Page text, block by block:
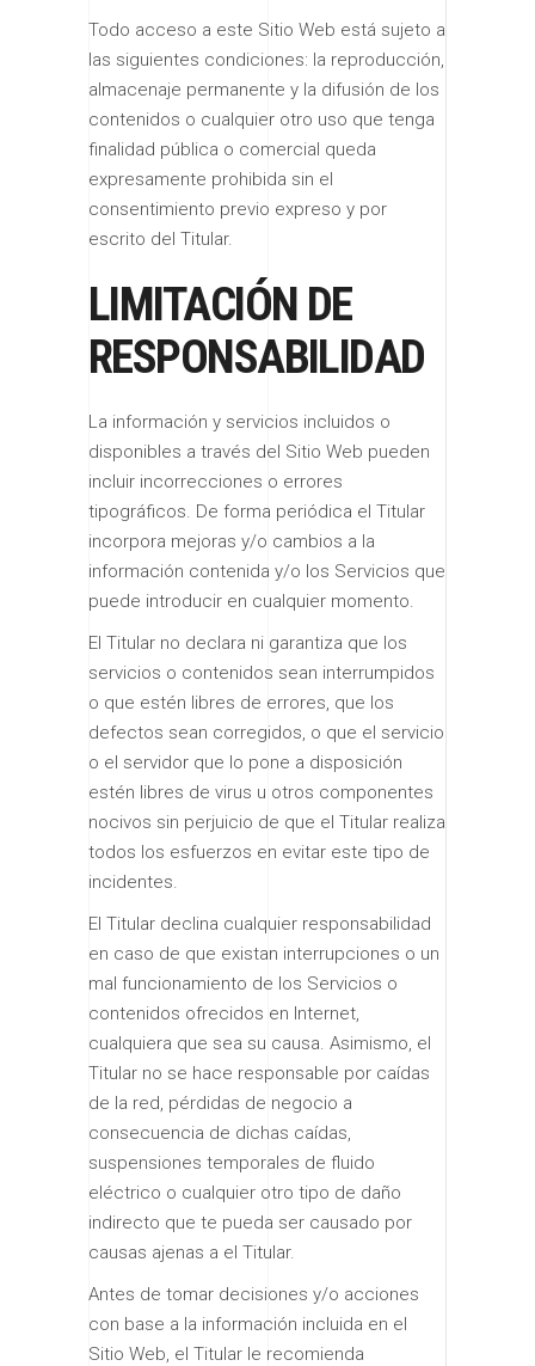
Todo acceso a este Sitio Web está sujeto a
las siguientes condiciones: la reproducción,
almacenaje permanente y la difusión de los
contenidos o cualquier otro uso que tenga
finalidad pública o comercial queda
expresamente prohibida sin el
consentimiento previo expreso y por
escrito del Titular.
LIMITACIÓN DE
RESPONSABILIDAD
La información y servicios incluidos o
disponibles a través del Sitio Web pueden
incluir incorrecciones o errores
tipográficos. De forma periódica el Titular
incorpora mejoras y/o cambios a la
información contenida y/o los Servicios que
puede introducir en cualquier momento.
El Titular no declara ni garantiza que los
servicios o contenidos sean interrumpidos
o que estén libres de errores, que los
defectos sean corregidos, o que el servicio
o el servidor que lo pone a disposición
estén libres de virus u otros componentes
nocivos sin perjuicio de que el Titular realiza
todos los esfuerzos en evitar este tipo de
incidentes.
El Titular declina cualquier responsabilidad
en caso de que existan interrupciones o un
mal funcionamiento de los Servicios o
contenidos ofrecidos en Internet,
cualquiera que sea su causa. Asimismo, el
Titular no se hace responsable por caídas
de la red, pérdidas de negocio a
consecuencia de dichas caídas,
suspensiones temporales de fluido
eléctrico o cualquier otro tipo de daño
indirecto que te pueda ser causado por
causas ajenas a el Titular.
Antes de tomar decisiones y/o acciones
con base a la información incluida en el
Sitio Web, el Titular le recomienda